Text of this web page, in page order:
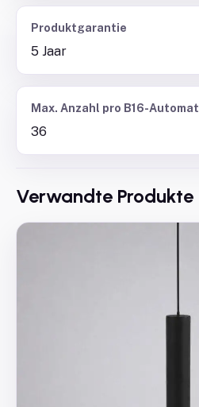
Produktgarantie
5 Jaar
Max. Anzahl pro B16-Automat
36
Verwandte Produkte